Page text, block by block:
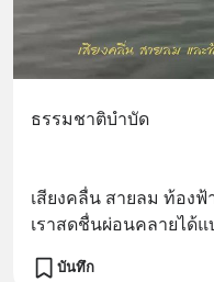
ธรรมชาติบำบัด
เสียงคลื่น สายลม ท้อง
เราสดชื่นผ่อนคลายได้แ
บันทึก